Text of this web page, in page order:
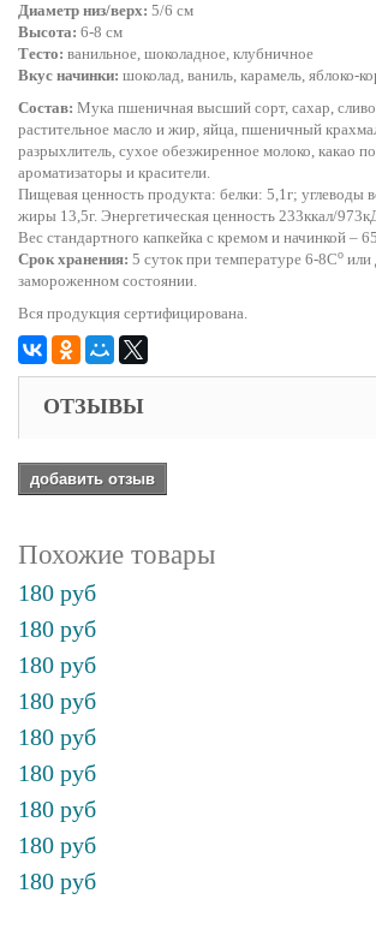
Диаметр низ/верх: 5/6 см
Высота: 6-8 см
Тесто: ванильное, шоколадное, клубничное
Вкус начинки: шоколад, ваниль, карамель, яблоко-
Состав: Мука пшеничная высший сорт, сахар,
растительное масло и жир, яйца, пшеничный
разрыхлитель, сухое обезжиренное молоко, какао
ароматизаторы и красители.
Пищевая ценность продукта: белки: 5,1г; углеводы
жиры 13,5г. Энергетическая ценность 233ккал/
Вес стандартного капкейка с кремом и начинкой –
Срок хранения: 5 суток при температуре 6-8Сo или
замороженном состоянии.
Вся продукция сертифицирована.
ОТЗЫВЫ
добавить отзыв
Похожие товары
180 руб
180 руб
180 руб
180 руб
180 руб
180 руб
180 руб
180 руб
180 руб